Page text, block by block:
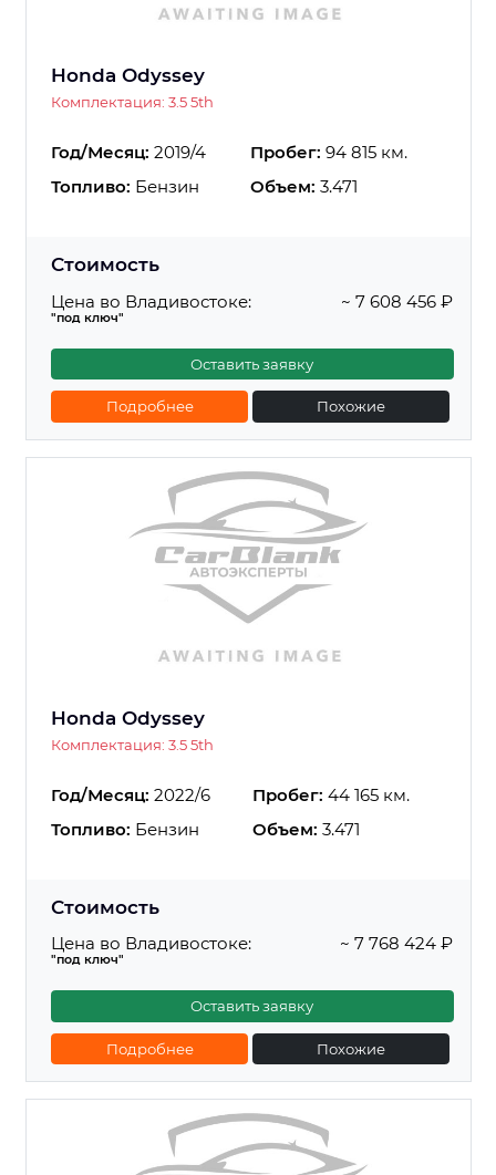
Honda Odyssey
Комплектация: 3.5 5th
Год/Месяц: 2019/4 Пробег: 94 815 км.
Топливо: Бензин Объем: 3.471
Стоимость
Цена во Владивостоке:
"под ключ"
~ 7 608 456 ₽
Оставить заявку
Подробнее Похожие
Honda Odyssey
Комплектация: 3.5 5th
Год/Месяц: 2022/6 Пробег: 44 165 км.
Топливо: Бензин Объем: 3.471
Стоимость
Цена во Владивостоке:
"под ключ"
~ 7 768 424 ₽
Оставить заявку
Подробнее Похожие